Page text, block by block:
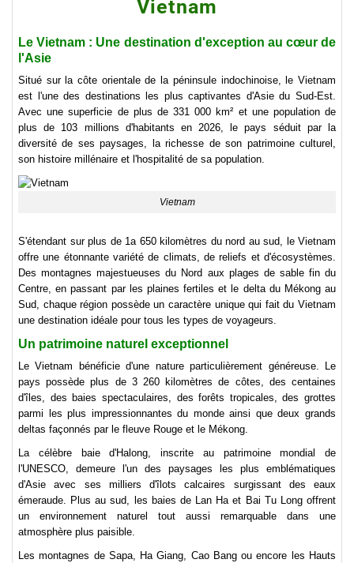
Vietnam
Le Vietnam : Une destination d'exception au cœur de
l'Asie
Situé sur la côte orientale de la péninsule indochinoise, le Vietnam
est l'une des destinations les plus captivantes d'Asie du Sud-Est.
Avec une superficie de plus de 331 000 km² et une population de
plus de 103 millions d'habitants en 2026, le pays séduit par la
diversité de ses paysages, la richesse de son patrimoine culturel,
son histoire millénaire et l'hospitalité de sa population.
Vietnam
S'étendant sur plus de 1a 650 kilomètres du nord au sud, le Vietnam
offre une étonnante variété de climats, de reliefs et d'écosystèmes.
Des montagnes majestueuses du Nord aux plages de sable fin du
Centre, en passant par les plaines fertiles et le delta du Mékong au
Sud, chaque région possède un caractère unique qui fait du Vietnam
une destination idéale pour tous les types de voyageurs.
Un patrimoine naturel exceptionnel
Le Vietnam bénéficie d'une nature particulièrement généreuse. Le
pays possède plus de 3 260 kilomètres de côtes, des centaines
d'îles, des baies spectaculaires, des forêts tropicales, des grottes
parmi les plus impressionnantes du monde ainsi que deux grands
deltas façonnés par le fleuve Rouge et le Mékong.
La célèbre baie d'Halong, inscrite au patrimoine mondial de
l'UNESCO, demeure l'un des paysages les plus emblématiques
d'Asie avec ses milliers d'îlots calcaires surgissant des eaux
émeraude. Plus au sud, les baies de Lan Ha et Bai Tu Long offrent
un environnement naturel tout aussi remarquable dans une
atmosphère plus paisible.
Les montagnes de Sapa, Ha Giang, Cao Bang ou encore les Hauts